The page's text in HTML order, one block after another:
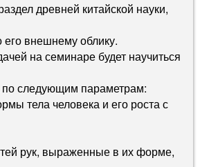
древней китайской науки,
его внешнему облику.
на семинаре будет научиться
по следующим параметрам:
тела человека и его роста с
рук, выраженные в их форме,